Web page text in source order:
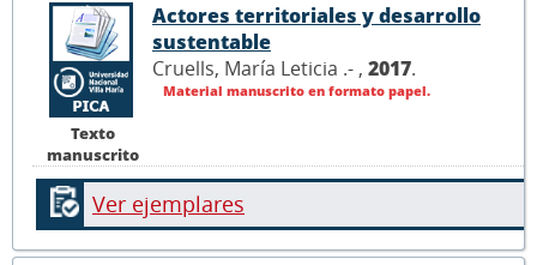
Texto
manuscrito
Actores territoriales y desarrollo
sustentable
Cruells, María Leticia .- , 2017.
Material manuscrito en formato papel.
Ver ejemplares